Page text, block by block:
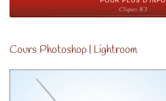
Cliquez ICI
Cours Photoshop | Lightroom